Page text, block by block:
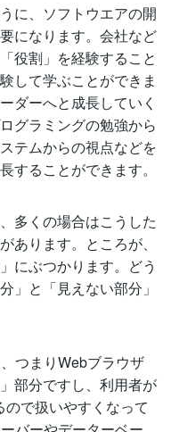
に、ソフトウエアの開
になります。会社など
役割」を経験すること
して学ぶことができま
ダーへと成長していく
グラミングの勉強から
テムからの視点などを
することができます。
多くの場合はこうした
あります。ところが、
にぶつかります。どう
」と「見えない部分」
つまりWebブラウザ
部分ですし、利用者が
で扱いやすくなって